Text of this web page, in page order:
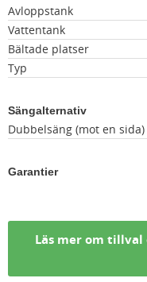
Avloppstank
Vattentank
Bältade platser
Typ
Sängalternativ
Dubbelsäng (mot en sida)
Garantier
Läs mer om